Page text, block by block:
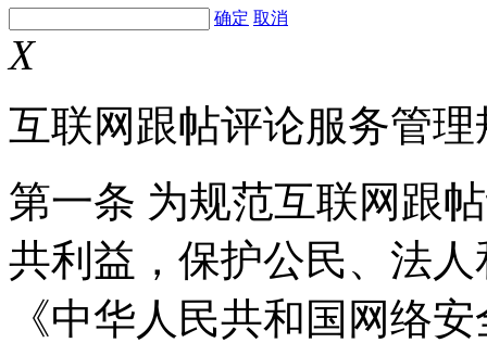
确定 取消
X
互联网跟帖评论服务管理
第一条 为规范互联网跟
共利益，保护公民、法
《中华人民共和国网络